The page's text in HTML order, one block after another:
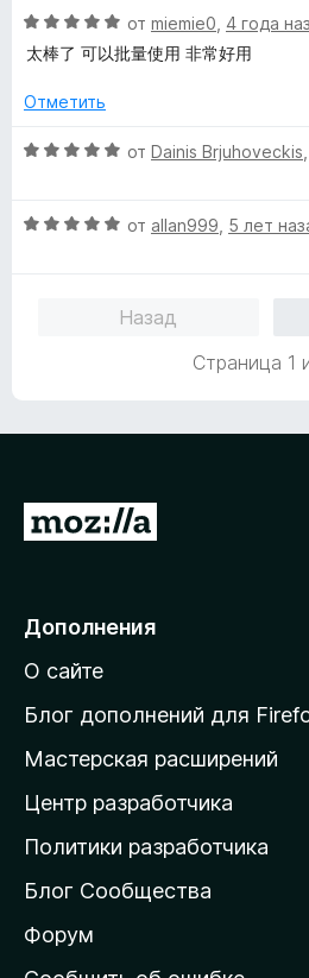
н
е
о
а
з
О
ц
н
н
а
от miemie0 4 года
太棒了 可以批量使用 非常好用
Отметить
О
н
от Dainis Brjuhoveckis
О
з
5
от allan999 5 лет
Назад
Страница 1
П
е
й
т
и
а
д
о
а
ш
н
Дополнения
О сайте
Блог дополнений для
Мастерская расширений
Центр разработчика
Политики разработчика
Блог Сообщества
Форум